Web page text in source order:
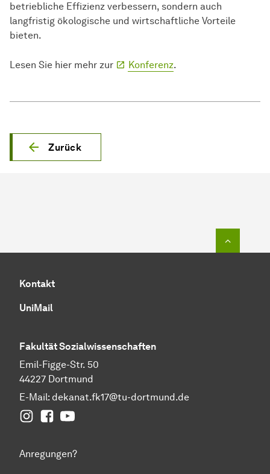
betriebliche Effizienz verbessern, sondern auch
langfristig ökologische und wirtschaftliche Vorteile
bieten.
Lesen Sie hier mehr zur Konferenz.
Zurück
Kontakt
UniMail
FakultätSozial­wissen­schaften
Emil-Figge-Str. 50
44227 Dortmund
E-Mail: dekanat.fk17@tu-dortmund.de
InstagramFacebook
YouTube
Anregungen?